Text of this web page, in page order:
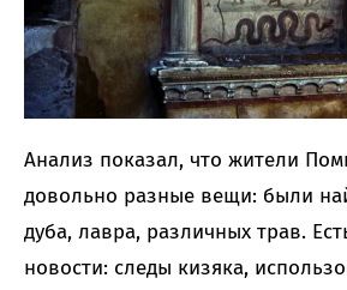
Анализ показал, что жители
довольно разные вещи: были
дуба, лавра, различных трав.
новости: следы кизяка,